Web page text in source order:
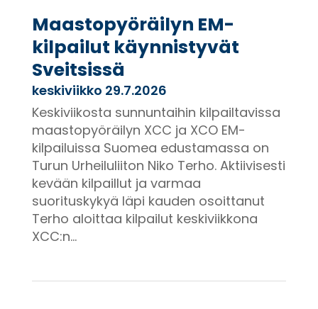
Maastopyöräilyn EM-
kilpailut käynnistyvät
Sveitsissä
keskiviikko 29.7.2026
Keskiviikosta sunnuntaihin kilpailtavissa
maastopyöräilyn XCC ja XCO EM-
kilpailuissa Suomea edustamassa on
Turun Urheiluliiton Niko Terho. Aktiivisesti
kevään kilpaillut ja varmaa
suorituskykyä läpi kauden osoittanut
Terho aloittaa kilpailut keskiviikkona
XCC:n...